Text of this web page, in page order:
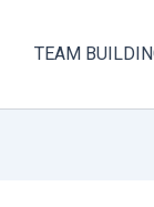
TEAM